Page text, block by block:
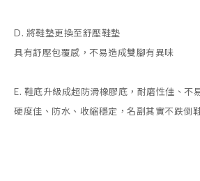
D. 將鞋墊更換至舒壓鞋墊
具有舒壓包覆感，不易造成雙腳有異味
E. 鞋底升級成超防滑橡膠底，耐磨性佳、不
硬度佳、防水、收縮穩定，名副其實不跌倒